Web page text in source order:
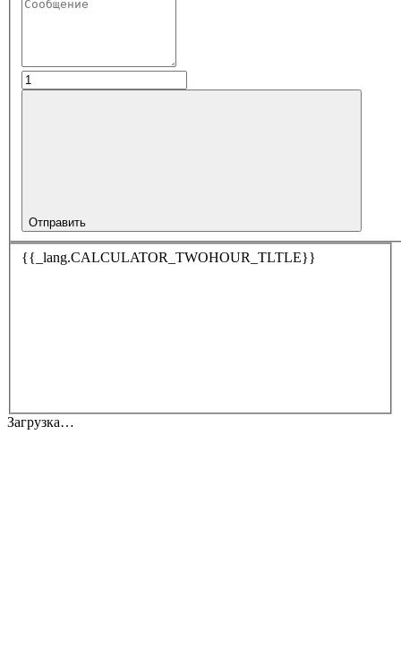
Отправить
{{_lang.CALCULATOR_TWOHOUR_TLTLE}}
Загрузка…